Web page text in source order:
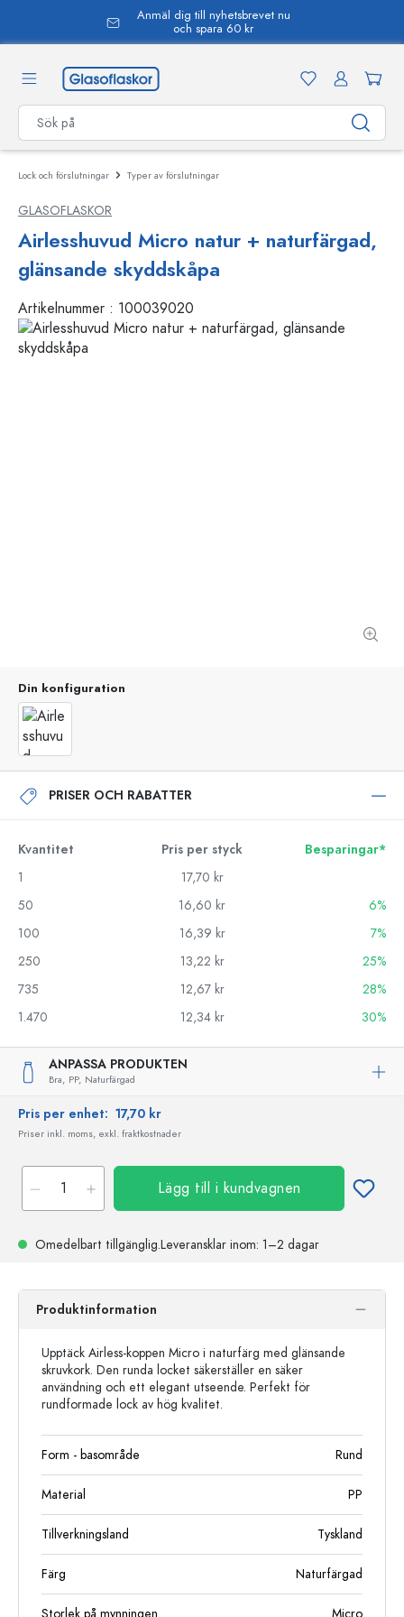
Anmäl dig till nyhetsbrevet nu
och spara 60 kr
Lock och förslutningar Typer av förslutningar
GLASOFLASKOR
Airlesshuvud Micro natur + naturfärgad,
glänsande skyddskåpa
Artikelnummer : 100039020
Din konfiguration
PRISER OCH RABATTER
Kvantitet Pris per styck
Besparingar*
1
17,70 kr
50
16,60 kr
6%
100
16,39 kr
7%
250
13,22 kr
25%
735
12,67 kr
28%
1.470
12,34 kr 30%
ANPASSA PRODUKTEN
Bra, PP, Naturfärgad
Pris per enhet: 17,70 kr
Priser inkl. moms, exkl. fraktkostnader
Lägg till i kundvagnen
Omedelbart tillgänglig.Leveransklar inom: 1–2 dagar
Produktinformation
Upptäck Airless-koppen Micro i naturfärg med glänsande
skruvkork. Den runda locket säkerställer en säker
användning och ett elegant utseende. Perfekt för
rundformade lock av hög kvalitet.
Form - basområde Rund
Material PP
Tillverkningsland Tyskland
Färg Naturfärgad